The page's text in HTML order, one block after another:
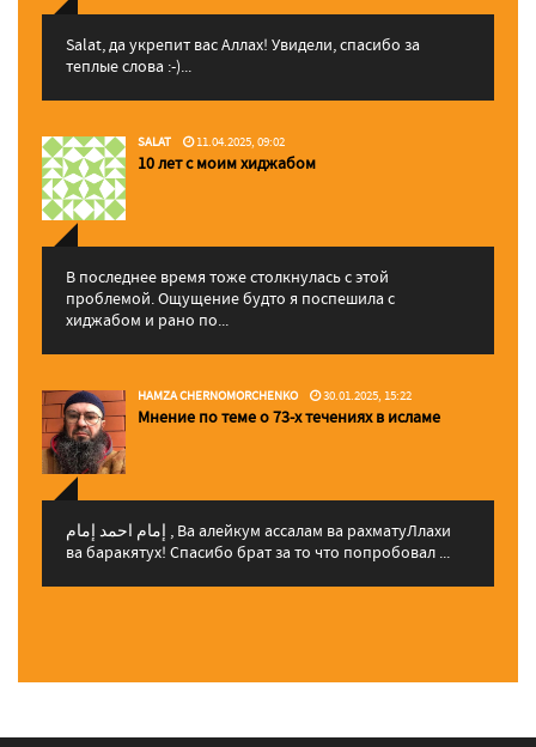
Salat, да укрепит вас Аллаx! Увидели, спасибо за
теплые слова :-)...
SALAT 11.04.2025, 09:02
10 лет с моим хиджабом
В последнее время тоже столкнулась с этой
проблемой. Ощущение будто я поспешила с
хиджабом и рано по...
HAMZA CHERNOMORCHENKO 30.01.2025, 15:22
Мнение по теме о 73-х течениях в исламе
إمام احمد إمام , Ва алейкум ассалам ва рахматуЛлахи
ва баракятух! Спасибо брат за то что попробовал ...